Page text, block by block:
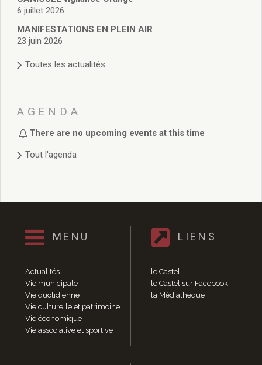
Conseils municipaux
Règlement du conseil municipal
Déliberations 2026
Délibérations 2024
Délibérations 2022
Délibérations 2021
Délibérations 2019
Délibérations 2018
Délibérations 2012
Délibérations 2009
Délibérations 2008
Agenda réunions publiques
Marchés publics
Toutes les actualités
6 juillet 2026
MANIFESTATIONS EN PLEIN AIR
23 juin 2026
Toutes les actualités
AGENDA
There are no upcoming events at this time
Tout l'agenda
MENU
Actualités
Vie municipale
Vie quotidienne
Vie culturelle et patrimoine
Vie économique
Vie associative et sportive
LIENS
le Castel
le Castel sur Facebook
la Médiathèque